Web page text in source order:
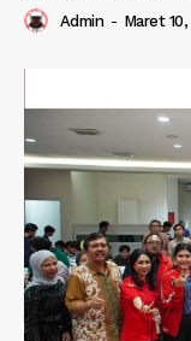
Admin - Maret